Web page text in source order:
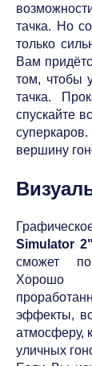
тачка. Но
только
Вам
том, чтобы
тачка.
спускайте
вершину
Simulator 2"
сможет
Хорошо
эффекты,
атмосферу,
уличных